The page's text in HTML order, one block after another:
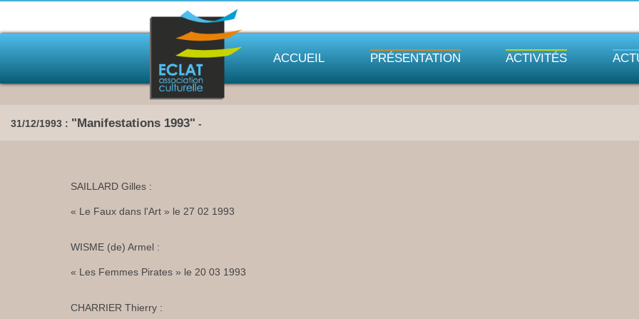
ACCUEIL PRÉSENTATION ACTIVITÉS
31/12/1993 : "Manifestations 1993" -
SAILLARD Gilles :
« Le Faux dans l'Art » le 27 02 1993
WISME (de) Armel :
« Les Femmes Pirates » le 20 03 1993
CHARRIER Thierry :